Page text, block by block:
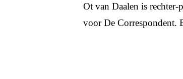
Ot van Daalen is rechter-
voor De Correspondent.